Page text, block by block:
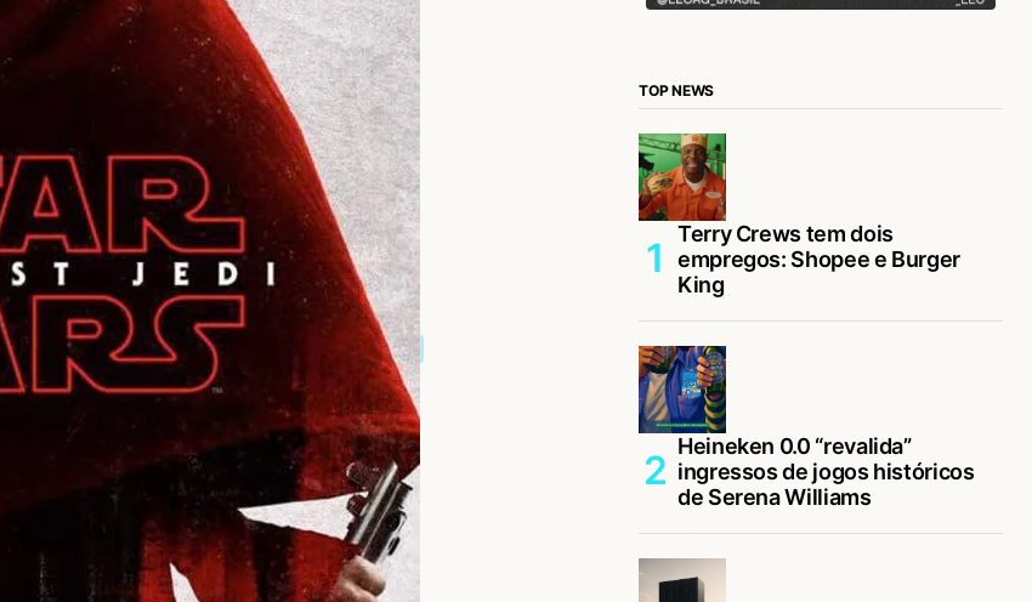
TOP NEWS
Terry Crews tem dois
empregos: Shopee e Burger
King
Heineken 0.0 “revalida”
ingressos de jogos históricos
de Serena Williams